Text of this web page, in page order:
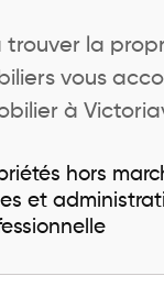
la
vous
à
hors
et